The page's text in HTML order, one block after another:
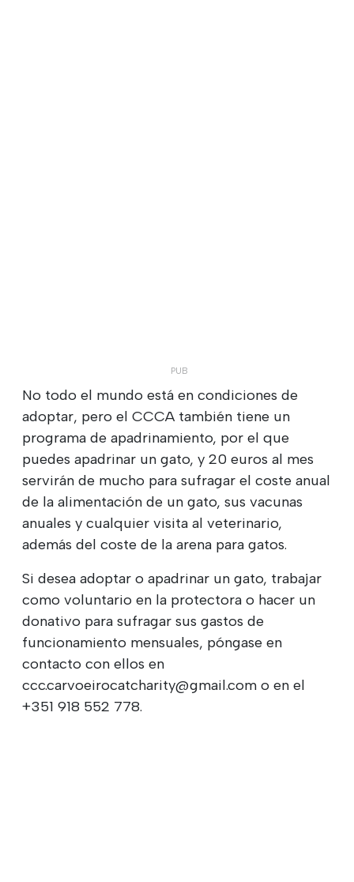
No todo el mundo está en condiciones de
adoptar, pero el CCCA también tiene un
programa de apadrinamiento, por el que
puedes apadrinar un gato, y 20 euros al mes
servirán de mucho para sufragar el coste anual
de la alimentación de un gato, sus vacunas
anuales y cualquier visita al veterinario,
además del coste de la arena para gatos.
Si desea adoptar o apadrinar un gato, trabajar
como voluntario en la protectora o hacer un
donativo para sufragar sus gastos de
funcionamiento mensuales, póngase en
contacto con ellos en
ccc.carvoeirocatcharity@gmail.com o en el
+351 918 552 778.